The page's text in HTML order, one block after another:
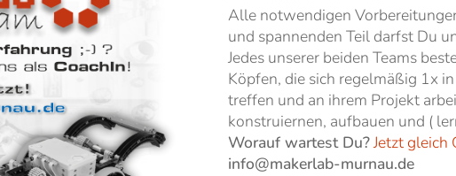
Alle notwendigen
und spannenden Teil darfst Du
Jedes unserer beiden Teams
Köpfen, die sich regelmäßig 1x
treffen und an ihrem Projekt
konstruiernen, aufbauen und (
Worauf wartest Du?Jetzt gleich
info@makerlab-murnau.de